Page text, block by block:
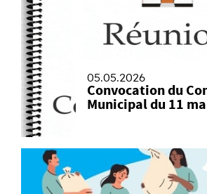
05.05.2026
Convocation du
Municipal du 11